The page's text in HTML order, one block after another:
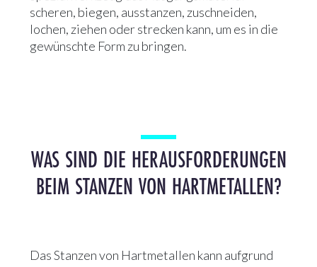
scheren, biegen, ausstanzen, zuschneiden,
lochen, ziehen oder strecken kann, um es in die
gewünschte Form zu bringen.
WAS SIND DIE HERAUSFORDERUNGEN
BEIM STANZEN VON HARTMETALLEN?
Das Stanzen von Hartmetallen kann aufgrund